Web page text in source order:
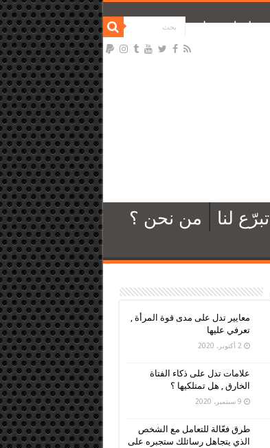
تواصل معنا
تبرّع لنا
من نحن ؟
معايير تدل على مدى قوة المرأة ,
تعرفي عليها
2 أكتوبر، 2020
علامات تدل على ذكاء الفتاة
الخارق , هل تمتلكيها ؟
9 سبتمبر، 2020
طرق فعّالة للتعامل مع الشخص
الذي يتجاهل رسائلك ستجبره على